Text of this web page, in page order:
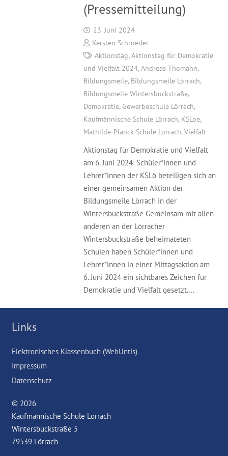
(Pressemitteilung)
23. Juni 2024
Kersten Schroeder
Aktionstag, Aktionstag für Demokratie
und Vielfalt 2024, Andreas Thomann,
Bildungsmeile, Bildungsmeile Lörrach,
Bildungsmeile Wintersbuckstraße,
Demokratie, Gewerbeschule Lörrach,
Kaufmännische Schule Lörrach, KSLoe,
Mathilde-Planck-Schule Lörrach, Vielfalt
Aktionstag für Demokratie und Vielfalt
am 6. Juni 2024: Schüler*innen und
Lehrer*innen der KSLö beteiligen sich an
einer gemeinsamen Aktion der
Bildungsmeile Lörrach in der
Wintersbuckstraße Gemeinsam mit allen
anderen an der Lörracher
Wintersbuckstraße beheimateten
Schulen haben Schüler*innen und
Lehrer*innen in einer Mittagsaktion am
6. Juni 2024 ein sichtbares Zeichen für
Demokratie und Vielfalt gesetzt.…
Links
Elektronisches Klassenbuch (WebUntis)
Impressum
Datenschutz
© 2026
Kaufmännische Schule Lörrach
Wintersbuckstraße 5
79539 Lörrach